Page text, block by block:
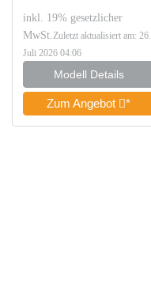
inkl. 19% gesetzlicher
MwSt.Zuletzt aktualisiert am: 26.
Juli 2026 04:06
Modell Details
Zum Angebot *